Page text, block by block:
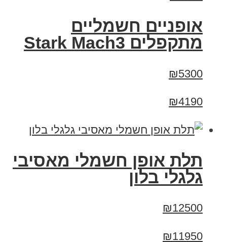
‏אופניים חשמליים
‏מתקפלים Stark Mach3
₪5300
₪4190
תלת אופן חשמלי מאסיבי
גלגלי בלון
₪12500
₪11950